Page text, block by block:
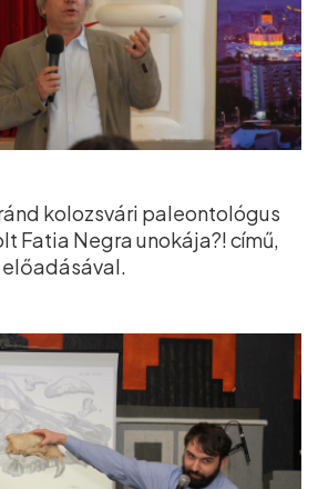
kolozsvári paleontológus
Fatia Negra unokája?! című,
előadásával.